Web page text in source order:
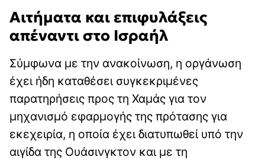
Αιτήματα και επιφυλάξεις
απέναντι στο Ισραήλ
Σύμφωνα με την ανακοίνωση, η οργάνωση
έχει ήδη καταθέσει συγκεκριμένες
παρατηρήσεις προς τη Χαμάς για τον
μηχανισμό εφαρμογής της πρότασης για
εκεχειρία, η οποία έχει διατυπωθεί υπό την
αιγίδα της Ουάσινγκτον και με τη